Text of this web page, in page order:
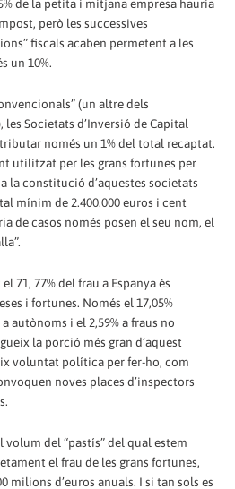
de la petita i mitjana empresa hauria
però les successives
fiscals acaben permetent a les
un 10%.
(un altre dels
les Societats d’Inversió de Capital
només un 1% del total recaptat.
utilitzat per les grans fortunes per
la constitució d’aquestes societats
mínim de 2.400.000 euros i cent
de casos només posen el seu nom, el
71, 77% del frau a Espanya és
i fortunes. Només el 17,05%
autònoms i el 2,59% a fraus no
la porció més gran d’aquest
voluntat política per fer-ho, com
noves places d’inspectors
volum del “pastís” del qual estem
el frau de les grans fortunes,
milions d’euros anuals. I si tan sols es